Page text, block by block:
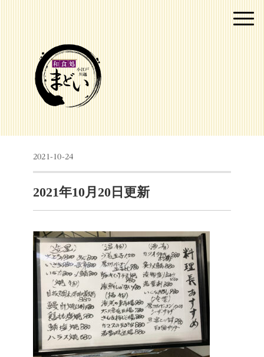
2021-10-24
2021年10月20日更新